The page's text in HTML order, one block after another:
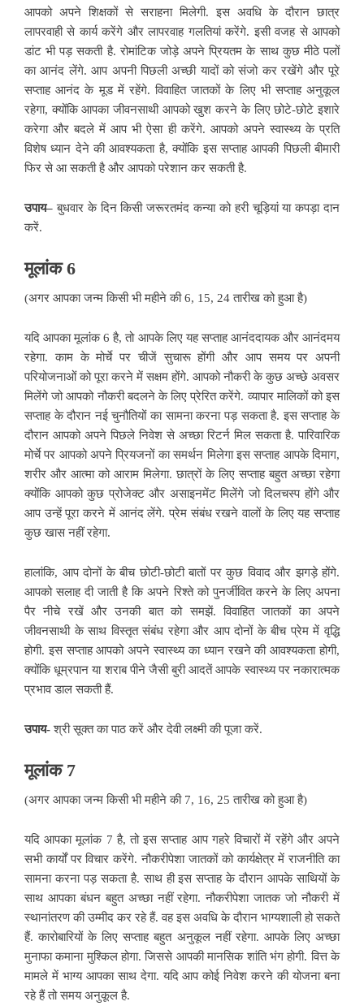
आपको अपने शिक्षकों से सराहना मिलेगी. इस अवधि के दौरान छात्र
लापरवाही से कार्य करेंगे और लापरवाहगलतियां करेंगे. इसी वजह से आपको
डांट भी पड़ सकती है. रोमांटिक जोड़े अपने प्रियतम के साथ कुछ मीठे पलों
का आनंद लेंगे. आप अपनी पिछली अच्छी यादों को संजो कर रखेंगे और पूरे
सप्ताह आनंद के मूड में रहेंगे. विवाहित जातकों के लिए भी सप्ताह अनुकूल
रहेगा, क्योंकि आपका जीवनसाथी आपको खुश करने के लिए छोटे-छोटे इशारे
करेगा और बदले में आप भी ऐसा ही करेंगे. आपको अपने स्वास्थ्य के प्रति
विशेष ध्यान देने की आवश्यकता है, क्योंकि इस सप्ताह आपकी पिछली बीमारी
फिर से आ सकती है और आपको परेशान कर सकती है.
उपाय– बुधवार के दिनकिसी जरूरतमंद कन्या को हरी चूड़ियां या कपड़ा दान
करें.
मूलांक 6
(अगर आपका जन्म किसी भीमहीने की 6, 15, 24 तारीख को हुआ है)
यदि आपका मूलांक 6 है, तो आपके लिए यह सप्ताह आनंददायक और आनंदमय
रहेगा. काम के मोर्चे पर चीजें सुचारू होंगी और आप समय पर अपनी
परियोजनाओं को पूरा करने में सक्षम होंगे. आपको नौकरी के कुछ अच्छे अवसर
मिलेंगे जो आपको नौकरी बदलने के लिए प्रेरित करेंगे. व्यापार मालिकों को इस
सप्ताह केदौरान नई चुनौतियों का सामना करना पड़ सकता है. इस सप्ताह के
दौरान आपको अपने पिछले निवेश से अच्छा रिटर्न मिल सकता है. पारिवारिक
मोर्चे पर आपको अपने प्रियजनों का समर्थन मिलेगा इस सप्ताह आपके दिमाग,
शरीर और आत्मा को आराम मिलेगा. छात्रों के लिए सप्ताह बहुत अच्छा रहेगा
क्योंकि आपको कुछ प्रोजेक्ट और असाइनमेंट मिलेंगे जो दिलचस्प होंगे और
आप उन्हें पूरा करने में आनंद लेंगे. प्रेम संबंध रखने वालों के लिए यह सप्ताह
कुछ खास नहीं रहेगा.
हालांकि, आप दोनों के बीच छोटी-छोटी बातों पर कुछ विवाद और झगड़े होंगे.
आपको सलाह दी जाती है कि अपने रिश्ते को पुनर्जीवित करने के लिए अपना
पैर नीचे रखें और उनकी बातको समझें. विवाहित जातकों का अपने
जीवनसाथी के साथ विस्तृत संबंध रहेगा और आप दोनों के बीच प्रेम में वृद्धि
होगी. इस सप्ताह आपको अपने स्वास्थ्य का ध्यान रखने की आवश्यकता होगी,
क्योंकि धूम्रपान या शराब पीने जैसी बुरी आदतें आपके स्वास्थ्य पर नकारात्मक
प्रभाव डाल सकती हैं.
उपाय-श्री सूक्त कापाठ करें और देवी लक्ष्मी की पूजा करें.
मूलांक 7
(अगर आपका जन्म किसी भी महीने की 7, 16, 25 तारीख को हुआ है)
यदि आपका मूलांक 7 है, तो इस सप्ताह आप गहरे विचारों में रहेंगे और अपने
सभी कार्यों पर विचार करेंगे. नौकरीपेशा जातकों को कार्यक्षेत्र में राजनीति का
सामना करना पड़ सकता है. साथ ही इस सप्ताह के दौरान आपके साथियों के
साथ आपका बंधन बहुत अच्छा नहीं रहेगा. नौकरीपेशा जातक जो नौकरी में
स्थानांतरण की उम्मीद कररहे हैं. वह इस अवधि के दौरान भाग्यशाली हो सकते
हैं. कारोबारियों के लिए सप्ताह बहुत अनुकूल नहीं रहेगा. आपके लिए अच्छा
मुनाफा कमाना मुश्किल होगा. जिससे आपकी मानसिक शांति भंग होगी. वित्त के
मामले में भाग्य आपका साथ देगा. यदि आप कोई निवेश करने की योजना बना
रहे हैं तो समय अनुकूल है.